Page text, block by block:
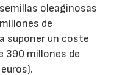
oleaginosas
de
suponer un coste
390 millones de